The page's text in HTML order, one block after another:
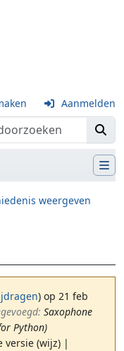
Aanmelden
weergeven
) op 21 feb
Saxophone
Python)
versie (wijz) |